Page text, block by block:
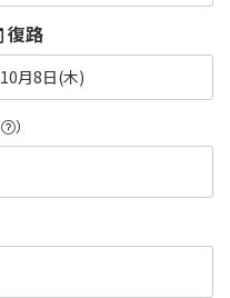
復路
10月8日(木)
）